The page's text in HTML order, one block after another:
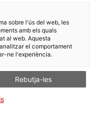
Últimes notícies
finestra.
o
sobre l'ús del web, les
amb els quals
al web. Aquesta
el comportament
ne l'experiència.
Rebutja-les